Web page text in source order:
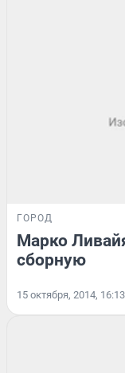
ГОРОД
Марко
сборную
15 октября, 2014, 16:13